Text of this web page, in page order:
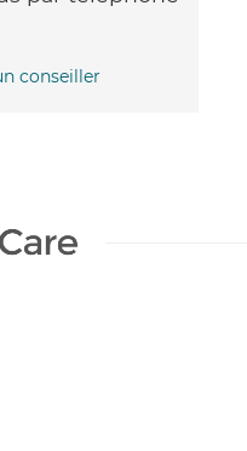
conseiller